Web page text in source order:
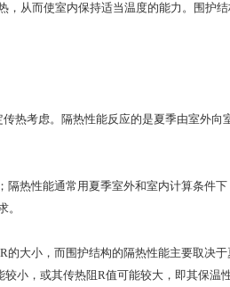
从而使室内保持适当温度的能力。围护
考虑。隔热性能反应的是夏季由室外向
性能通常用夏季室外和室内计算条件
。
小，而围护结构的隔热性能主要取决
小，或其传热阻R值可能较大，即其保